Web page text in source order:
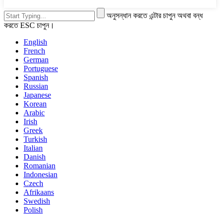
অনুসন্ধান করতে এন্টার চাপুন অথবা বন্ধ
করতে ESC চাপুন।
English
French
German
Portuguese
Spanish
Russian
Japanese
Korean
Arabic
Irish
Greek
Turkish
Italian
Danish
Romanian
Indonesian
Czech
Afrikaans
Swedish
Polish